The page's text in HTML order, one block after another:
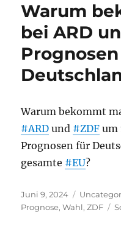
Warum
bei ARD
Warum bekommt
#ARD und #ZDF um
Prognosen für
gesamte #EU?
Veröffentlicht
am
Juni 9, 2024
Prognose,Wahl,ZDF